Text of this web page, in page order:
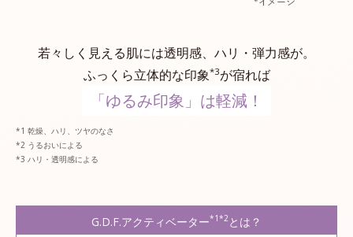
若々しく見える肌には透明感、ハリ・弾力感が。
ふっくら立体的な印象*3が宿れば
「ゆるみ印象」は軽減！
乾燥、ハリ、ツヤのなさ
うるおいによる
ハリ・透明感による
G.D.F.アクティベーター*1*2 とは？